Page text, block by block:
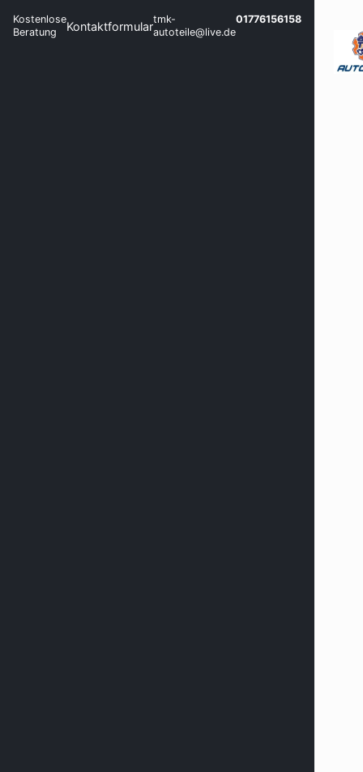
Kostenlose
Beratung
Kontaktformulartmk-
autoteile@live.de
01776156158